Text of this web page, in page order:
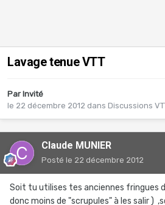
Lavage tenue VTT
Par Invité
le 22 décembre 2012 dans Discussions
Claude MUNIER
Posté le 22 décembre 2012
Soit tu utilises tes anciennes fringues
donc moins de "scrupules" à les salir )